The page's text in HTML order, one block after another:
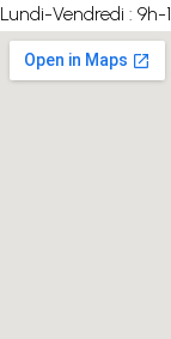
Lundi-Vendredi : 9h-